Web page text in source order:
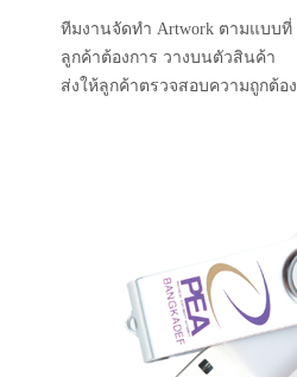
ทีมงานจัดทำ Artwork ตามแบบที่
ลูกค้าต้องการ วางบนตัวสินค้า
ส่งให้ลูกค้าตรวจสอบความถูกต้อง